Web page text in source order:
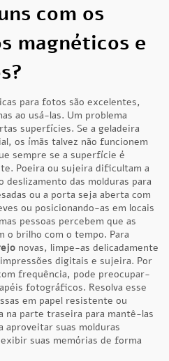
com os
magnéticos e
para fotos são excelentes,
ao usá-las. Um problema
superfícies. Se a geladeira
os ímãs talvez não funcionem
sempre se a superfície é
Poeira ou sujeira dificultam a
deslizamento das molduras para
ou a porta seja aberta com
ou posicionando-as em locais
pessoas percebem que as
o brilho com o tempo. Para
novas, limpe-as delicadamente
digitais e sujeira. Por
frequência, pode preocupar-
fotográficos. Resolva esse
em papel resistente ou
na parte traseira para mantê-las
aproveitar suas molduras
suas memórias de forma